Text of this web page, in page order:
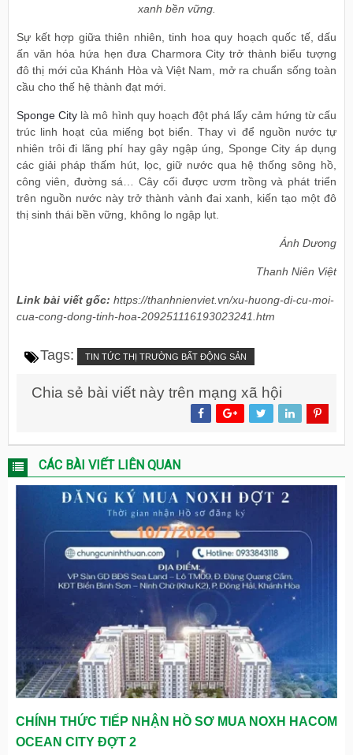
xanh bền vững.
Sự kết hợp giữa thiên nhiên, tinh hoa quy hoạch quốc tế, dấu
ấn văn hóa hứa hẹn đưa Charmora City trở thành biểu tượng
đô thị mới của Khánh Hòa và Việt Nam, mở ra chuẩn sống toàn
cầu cho thế hệ thành đạt mới.
Sponge City là mô hình quy hoạch đột phá lấy cảm hứng từ cấu
trúc linh hoạt của miếng bọt biển. Thay vì để nguồn nước tự
nhiên trôi đi lãng phí hay gây ngập úng, Sponge City áp dụng
các giải pháp thấm hút, lọc, giữ nước qua hệ thống sông hồ,
công viên, đường sá… Cây cối được ươm trồng và phát triển
trên nguồn nước này trở thành vành đai xanh, kiến tạo một đô
thị sinh thái bền vững, không lo ngập lụt.
Ánh Dương
Thanh Niên Việt
Link bài viết gốc: https://thanhnienviet.vn/xu-huong-di-cu-moi-
cua-cong-dong-tinh-hoa-209251116193023241.htm
Tags: TIN TỨC THỊ TRƯỜNG BẤT ĐỘNG SẢN
Chia sẻ bài viết này trên mạng xã hội
CÁC BÀI VIẾT LIÊN QUAN
CHÍNH THỨC TIẾP NHẬN HỒ SƠ MUA NOXH HACOM
OCEAN CITY ĐỢT 2